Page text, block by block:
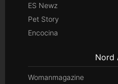
ES Newz
Pet Story
Encocina
Nord
Womanmagazine